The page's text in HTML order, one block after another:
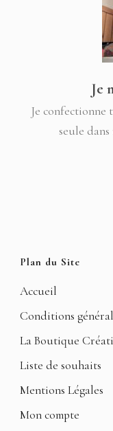
Je
Je confectionne
seule
Plan du Site
Accueil
Conditions
La Boutique
Liste de souhaits
Mentions Légales
Mon compte